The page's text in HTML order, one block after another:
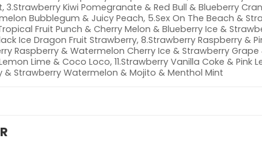
3.Strawberry Kiwi Pomegranate & Red Bull & Blueberry
Bubblegum & Juicy Peach, 5.Sex On The Beach &
Fruit Punch & Cherry Melon & Blueberry Ice &
Ice Dragon Fruit Strawberry, 8.Strawberry Raspberry &
Raspberry & Watermelon Cherry Ice & Strawberry Grape
Lime & Coco Loco, 11.Strawberry Vanilla Coke &
& Strawberry Watermelon & Mojito & Menthol Mint